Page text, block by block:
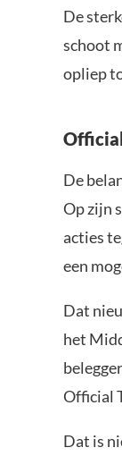
De
schoot
opliep
De
Op zijn
acties
een
Dat
het
Official
Dat is